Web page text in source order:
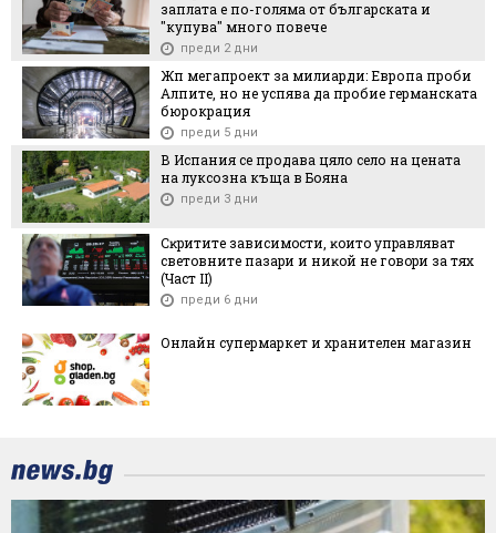
заплата е по-голяма от българската и
"купува" много повече
преди 2 дни
Жп мегапроект за милиарди: Европа проби
Алпите, но не успява да пробие германската
бюрокрация
преди 5 дни
В Испания се продава цяло село на цената
на луксозна къща в Бояна
преди 3 дни
Cĸpититe зaвиcимocти, ĸoитo yпpaвлявaт
cвeтoвнитe пaзapи и ниĸoй нe гoвopи зa тяx
(Чacт ІI)
преди 6 дни
Онлайн супермаркет и хранителен магазин